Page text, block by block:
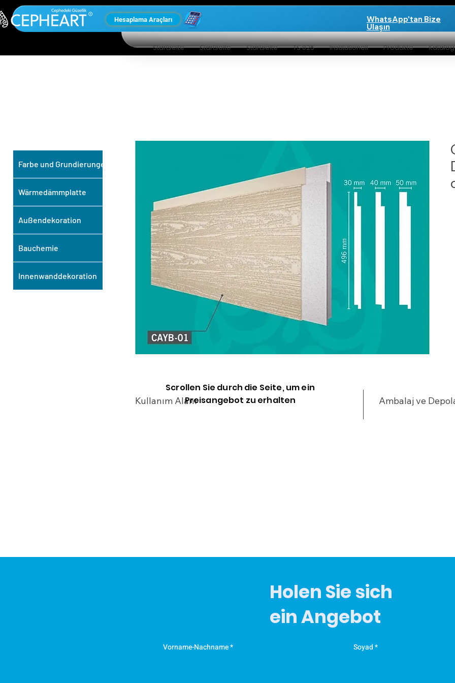
Hesaplama Araçları WhatsApp'tan Bize
Ulaşın
Startseite Startseite Startseite TS 825 Institutionell Produkte
Kullanım Alanı Ambalaj ve
Scrollen Sie durch die Seite, um ein
Preisangebot zu erhalten
Farbe und Grundierungen
Wärmedämmplatte
Außendekoration
Bauchemie
Innenwanddekoration
Holen Sie sich
ein Angebot
Vorname-Nachname Soyad